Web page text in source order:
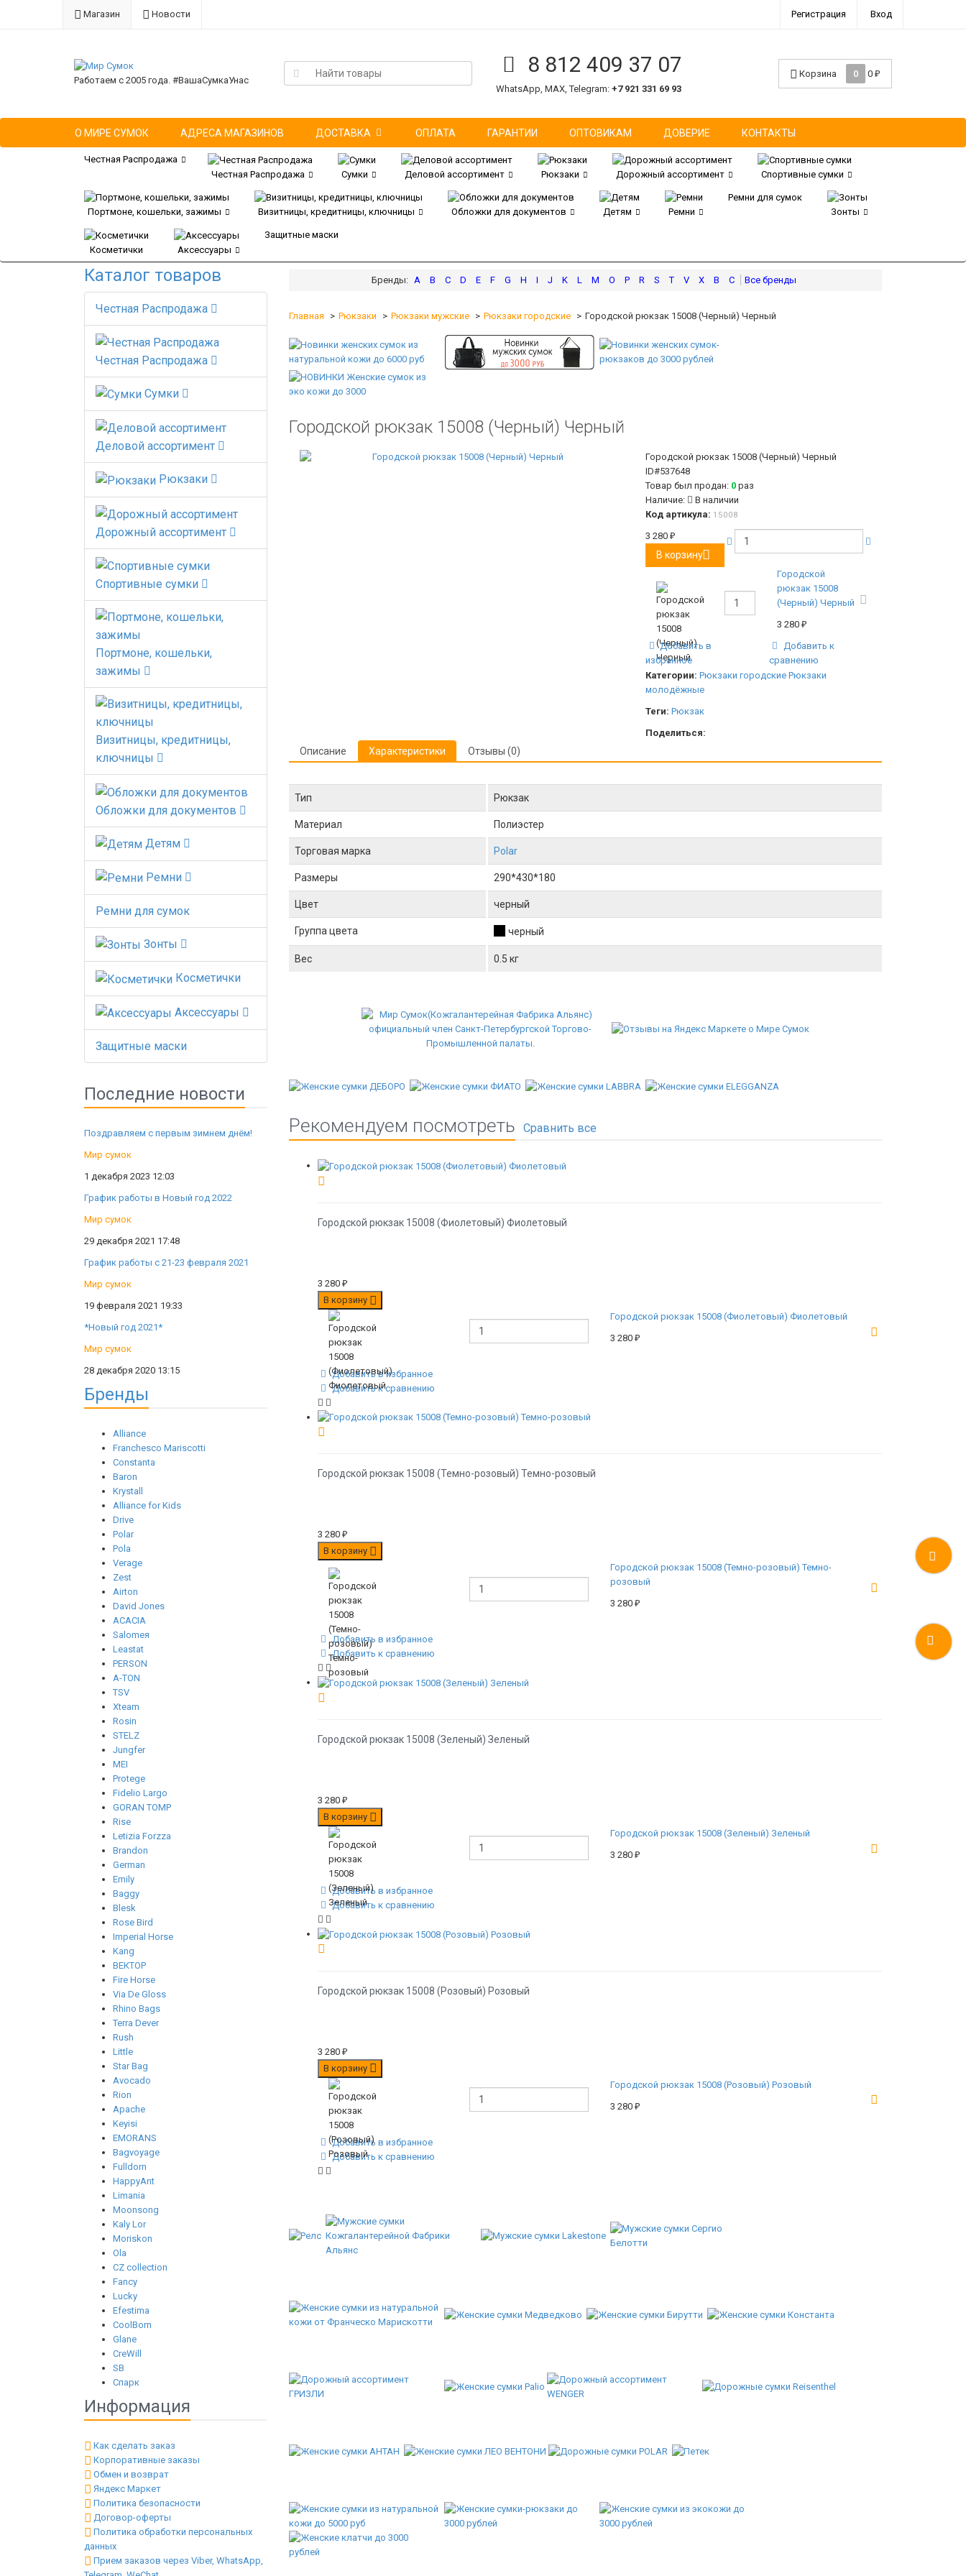
Магазин Новости Регистрация Вход
Работаем с 2005 года. #ВашаСумкаУнас
8 812 409 37 07
WhatsApp, MAX, Telegram: +7 921 331 69 93
Корзина 0 0 ₽
О МИРЕ СУМОК АДРЕСА МАГАЗИНОВ ДОСТАВКА ОПЛАТА ГАРАНТИИ ОПТОВИКАМ ДОВЕРИЕ КОНТАКТЫ
Честная Распродажа
Честная Распродажа
Сумки Деловой ассортимент Рюкзаки Дорожный ассортимент Спортивные сумки
Портмоне, кошельки, зажимы Визитницы, кредитницы, ключницы Обложки для документов Детям Ремни
Ремни для сумок
Зонты
Косметички Аксессуары
Защитные маски
Каталог товаров
Честная Распродажа
Честная Распродажа
Сумки
Деловой ассортимент
Рюкзаки
Дорожный ассортимент
Спортивные сумки
Портмоне, кошельки,
зажимы
Визитницы, кредитницы,
ключницы
Обложки для документов
Детям
Ремни
Ремни для сумок
Зонты
Косметички
Аксессуары
Защитные маски
Последние новости
Поздравляем с первым зимнем днём!
Мир сумок
1 декабря 2023 12:03
График работы в Новый год 2022
Мир сумок
29 декабря 2021 17:48
График работы с 21-23 февраля 2021
Мир сумок
19 февраля 2021 19:33
*Новый год 2021*
Мир сумок
28 декабря 2020 13:15
Бренды
Alliance
Franchesco Mariscotti
Constanta
Baron
Krystall
Alliance for Kids
Drive
Polar
Pola
Verage
Zest
Airton
David Jones
ACACIA
Salomeя
Leastat
PERSON
A-TON
TSV
Xteam
Rosin
STELZ
Jungfer
MEI
Protege
Fidelio Largo
GORAN TOMP
Rise
Letizia Forzza
Brandon
German
Emily
Baggy
Blesk
Rose Bird
Imperial Horse
Kang
ВЕКТОР
Fire Horse
Via De Gloss
Rhino Bags
Terra Dever
Rush
Little
Star Bag
Avocado
Rion
Apache
Keyisi
EMORANS
Bagvoyage
Fulldorn
HappyAnt
Limania
Moonsong
Kaly Lor
Moriskon
Ola
CZ collection
Fancy
Lucky
Efestima
CoolBorn
Glane
CreWill
SB
Спарк
Информация
Как сделать заказ
Корпоративные заказы
Обмен и возврат
Яндекс Маркет
Политика безопасности
Договор-оферты
Политика обработки персональных
данных
Прием заказов через Viber, WhatsApp,
A B C D E F G H I J K L M O P R S T V X В С
Главная Рюкзаки Рюкзаки мужские Рюкзаки городские Городской рюкзак 15008 (Черный) Черный
Городской рюкзак 15008 (Черный) Черный
Городской рюкзак 15008 (Черный) Черный
ID#537648
Товар был продан: 0 раз
Наличие:
В наличии
Код артикула: 15008
3 280₽
В корзину
Городской
рюкзак 15008
(Черный) Черный
3 280₽
Добавить в
избранное
Добавить к
сравнению
Категории: Рюкзаки городские Рюкзаки
молодёжные
Теги: Рюкзак
Поделиться:
Описание Характеристики Отзывы (0)
Тип Рюкзак
Материал Полиэстер
Торговая марка Polar
Размеры 290*430*180
Цвет черный
Группа цвета черный
Вес 0.5 кг
Рекомендуем посмотреть
Городской рюкзак 15008 (Фиолетовый) Фиолетовый
3 280 ₽
В корзину
Городской рюкзак 15008 (Фиолетовый) Фиолетовый
3 280 ₽
Добавить в избранное
Добавить к сравнению
Городской рюкзак 15008 (Темно-розовый) Темно-розовый
3 280 ₽
В корзину
Городской рюкзак 15008 (Темно-розовый) Темно-
розовый
3 280 ₽
Добавить в избранное
Добавить к сравнению
Городской рюкзак 15008 (Зеленый) Зеленый
3 280 ₽
В корзину
Городской рюкзак 15008 (Зеленый) Зеленый
3 280 ₽
Добавить в избранное
Добавить к сравнению
Городской рюкзак 15008 (Розовый) Розовый
3 280 ₽
В корзину
Городской рюкзак 15008 (Розовый) Розовый
3 280 ₽
Добавить в избранное
Добавить к сравнению